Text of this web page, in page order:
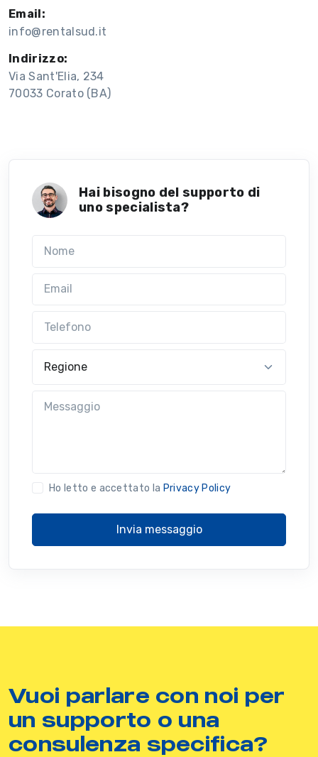
Email:
info@rentalsud.it
Indirizzo:
Via Sant'Elia, 234
70033 Corato (BA)
Hai bisogno del supporto di
uno specialista?
Ho letto e accettato la Privacy Policy
Invia messaggio
Vuoi parlare con noi per
un supporto o una
consulenza specifica?